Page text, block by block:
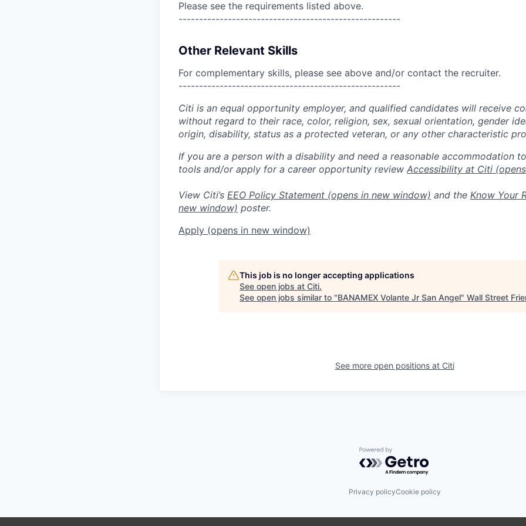
Please see the requirements listed above.
------------------------------------------------------
Other Relevant Skills
For complementary skills, please see above and/or contact the recruiter.
------------------------------------------------------
Citi is an equal opportunity employer, and qualified candidates will receive
without regard to their race, color, religion, sex, sexual orientation, gender
origin, disability, status as a protected veteran, or any other characteristic
If you are a person with a disability and need a reasonable accommodation
tools and/or apply for a career opportunity review Accessibility at Citi
View Citi’s EEO Policy Statement (opens in new window) and the Know Your
new window) poster.
Apply (opens in new window)
This job is no longer accepting applications
See open jobs at Citi.
See open jobs similar to "BANAMEX Volante Jr San Angel" Wall Street
See more open positions at Citi
Powered by Getro.com
Privacy policyCookie policy